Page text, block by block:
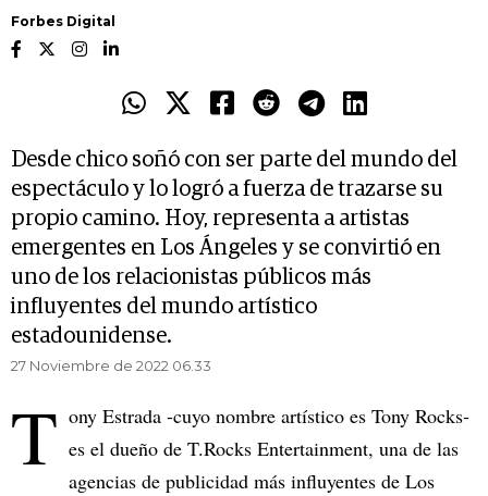
Forbes Digital
Desde chico soñó con ser parte del mundo del
espectáculo y lo logró a fuerza de trazarse su
propio camino. Hoy, representa a artistas
emergentes en Los Ángeles y se convirtió en
uno de los relacionistas públicos más
influyentes del mundo artístico
estadounidense.
27 Noviembre de 2022 06.33
T ony Estrada -cuyo nombre artístico es Tony Rocks-
es el dueño de T.Rocks Entertainment, una de las
agencias de publicidad más influyentes de Los